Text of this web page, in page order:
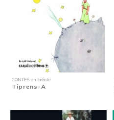
CONTES en créole
Tiprens-A